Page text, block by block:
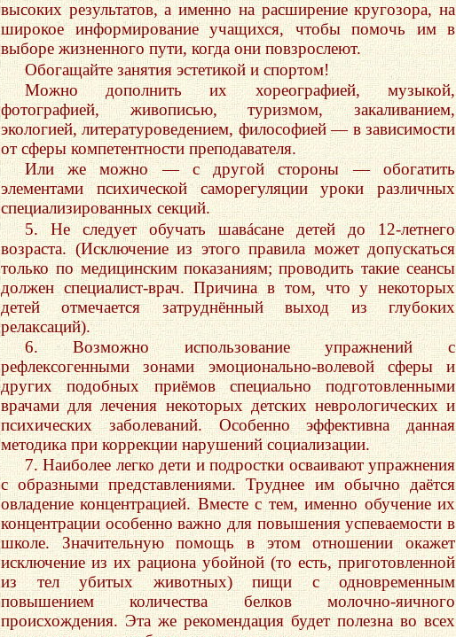
высоких результатов, а именно на расширение кругозора, на
широкое информирование учащихся, чтобы помочь им в
выборе жизненного пути, когда они повзрослеют.
Обогащайте занятия эстетикой и спортом!
Можно дополнить их хореографией, музыкой,
фотографией, живописью, туризмом, закаливанием,
экологией, литературоведением, философией — в зависимости
от сферы компетентности преподавателя.
Или же можно — с другой стороны — обогатить
элементами психической саморегуляции уроки различных
специализированных секций.
5. Не следует обучать шавáсане детей до 12-летнего
возраста. (Исключение из этого правила может допускаться
только по медицинским показаниям; проводить такие сеансы
должен специалист-врач. Причина в том, что у некоторых
детей отмечается затруднённый выход из глубоких
релаксаций).
6. Возможно использование упражнений с
рефлексогенными зонами эмоционально-волевой сферы и
других подобных приёмов специально подготовленными
врачами для лечения некоторых детских неврологических и
психических заболеваний. Особенно эффективна данная
методика при коррекции нарушений социализации.
7. Наиболее легко дети и подростки осваивают упражнения
с образными представлениями. Труднее им обычно даётся
овладение концентрацией. Вместе с тем, именно обучение их
концентрации особенно важно для повышения успеваемости в
школе. Значительную помощь в этом отношении окажет
исключение из их рациона убойной (то есть, приготовленной
из тел убитых животных) пищи с одновременным
повышением количества белков молочно-яичного
происхождения. Эта же рекомендация будет полезна во всех